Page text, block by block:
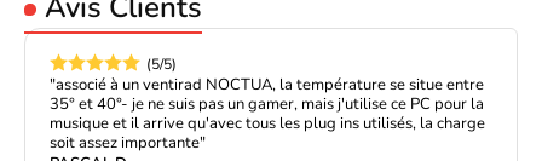
Intel Core Ultra 7 - 265KF
Le processeur Intel Core Ultra 7 - 265KF est un choix idéal pour
les utilisateurs à la recherche de performances haut de gamme
pour leur ordinateur. Avec une vitesse d'horloge de x.xGhz et
Nombre de coeur :20 coeurs
Fréquence processeur :de 5 à 5,49GHz
Vidéo intégrée :
Systéme de refroidissement :Sans ventilateur
Mémoire Cache :30Mo
Constructeur GPU :Intel
CPU Cores / Threads
A-Core
8x Lion Cove
B-Core
12x Skymont
(5/5)
"associé à un ventirad NOCTUA, la température se situe entre
35° et 40°- je ne suis pas un gamer, mais j'utilise ce PC pour la
musique et il arrive qu'avec tous les plug ins utilisés, la charge
soit assez importante"